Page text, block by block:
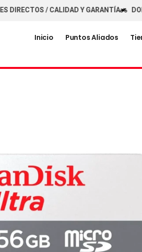
/ CALIDAD Y GARANTÍA
Inicio Puntos Aliados